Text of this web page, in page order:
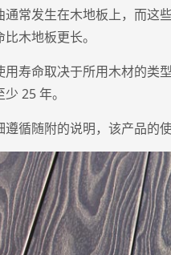
通常发生在木地板上，而这
木地板更长。
用寿命取决于所用木材的类
25 年。
遵循随附的说明，该产品的